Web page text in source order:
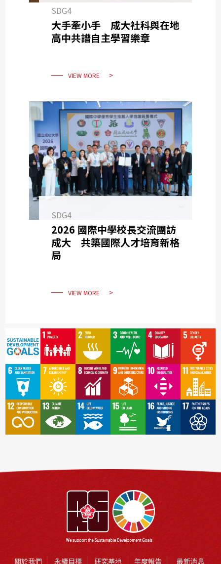
SDG4
大手牽小手 成大社科與在地
高中共譜自主學習樂章
VIEW MORE
SDG4
2026 國際中學校長交流團訪
成大 共築國際人才培育新格
局
VIEW MORE
關於我們 永續目標 研究基地 年度報告 最新消息